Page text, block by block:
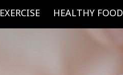
EXERCISE HEALTHY FOOD